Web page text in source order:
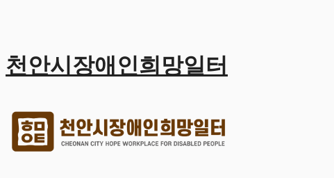
천안시장애인희망일터